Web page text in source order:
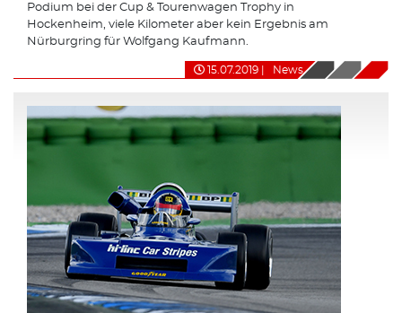
Podium bei der Cup & Tourenwagen Trophy in
Hockenheim, viele Kilometer aber kein Ergebnis am
Nürburgring für Wolfgang Kaufmann.
15.07.2019 News